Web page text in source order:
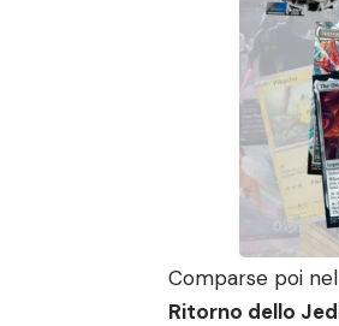
Comparse poi
Ritorno dello